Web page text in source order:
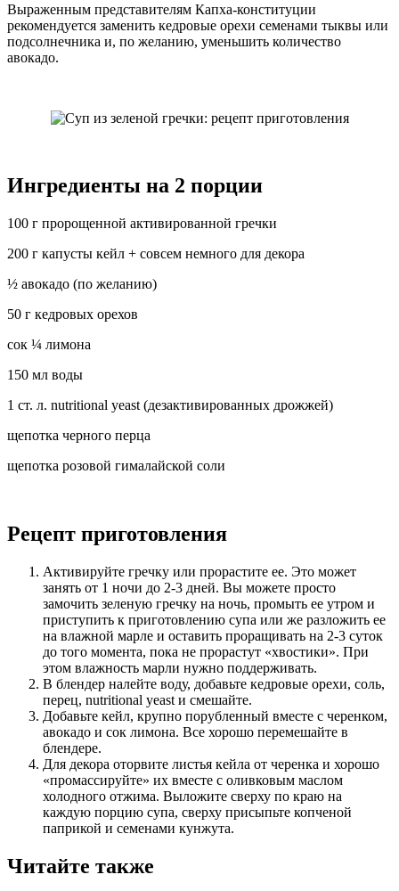
Выраженным представителям Капха-конституции
рекомендуется заменить кедровые орехи семенами тыквы или
подсолнечника и, по желанию, уменьшить количество
авокадо.
Ингредиенты на 2 порции
100 г пророщенной активированной гречки
200 г капусты кейл + совсем немного для декора
½ авокадо (по желанию)
50 г кедровых орехов
сок ¼ лимона
150 мл воды
1 ст. л. nutritional yeast (дезактивированных дрожжей)
щепотка черного перца
щепотка розовой гималайской соли
Рецепт приготовления
Активируйте гречку или прорастите ее. Это может
занять от 1 ночи до 2-3 дней. Вы можете просто
замочить зеленую гречку на ночь, промыть ее утром и
приступить к приготовлению супа или же разложить ее
на влажной марле и оставить проращивать на 2-3 суток
до того момента, пока не прорастут «хвостики». При
этом влажность марли нужно поддерживать.
В блендер налейте воду, добавьте кедровые орехи, соль,
перец, nutritional yeast и смешайте.
Добавьте кейл, крупно порубленный вместе с черенком,
авокадо и сок лимона. Все хорошо перемешайте в
блендере.
Для декора оторвите листья кейла от черенка и хорошо
«промассируйте» их вместе с оливковым маслом
холодного отжима. Выложите сверху по краю на
каждую порцию супа, сверху присыпьте копченой
паприкой и семенами кунжута.
Читайте также